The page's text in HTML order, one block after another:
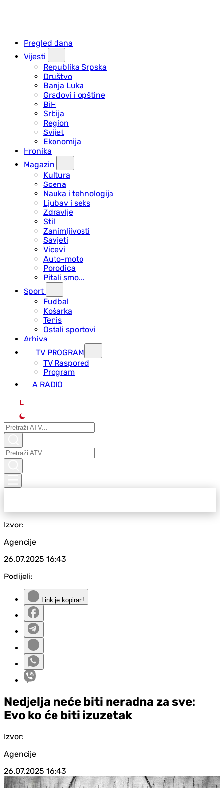
Pregled dana
Vijesti
Republika Srpska
Društvo
Banja Luka
Gradovi i opštine
BiH
Srbija
Region
Svijet
Ekonomija
Hronika
Magazin
Kultura
Scena
Nauka i tehnologija
Ljubav i seks
Zdravlje
Stil
Zanimljivosti
Savjeti
Vicevi
Auto-moto
Porodica
Pitali smo...
Sport
Fudbal
Košarka
Tenis
Ostali sportovi
Arhiva
TV PROGRAM
ТV Raspored
Program
A RADIO
L
Izvor:
Agencije
26.07.2025 16:43
Podijeli:
Link je kopiran!
Nedjelja neće biti neradna za sve:
Evo ko će biti izuzetak
Izvor:
Agencije
26.07.2025 16:43